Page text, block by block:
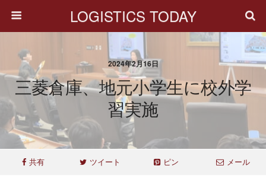
LOGISTICS TODAY
2024年2月16日
三菱倉庫、地元小学生に校外学
習実施
共有 ツイート ピン メール